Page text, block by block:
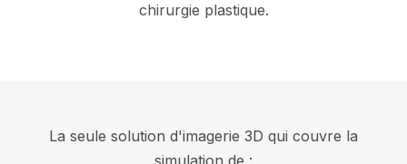
chirurgie plastique.
La seule solution d'imagerie 3D qui couvre la